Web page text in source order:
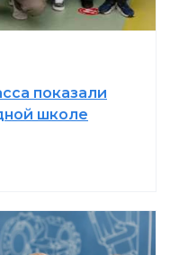
показали
школе